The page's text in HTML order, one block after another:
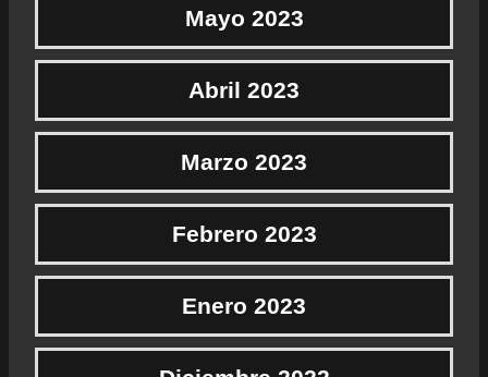
Mayo 2023
Abril 2023
Marzo 2023
Febrero 2023
Enero 2023